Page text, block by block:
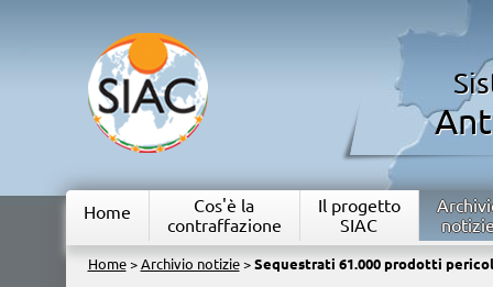
Home
Cos'è la
contraffazione
Il progetto
SIAC
Home> Archivio notizie> Sequestrati 61.000 prodotti